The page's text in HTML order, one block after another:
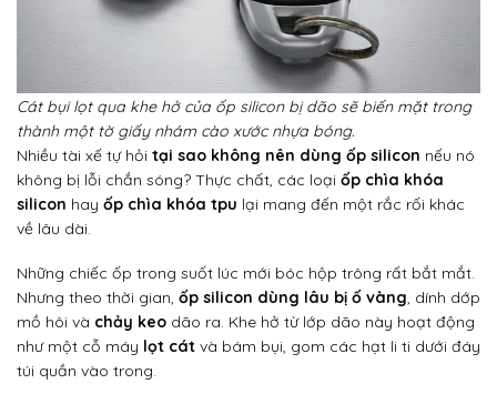
Cát bụi lọt qua khe hở của ốp silicon bị dão sẽ biến mặt trong
thành một tờ giấy nhám cào xước nhựa bóng.
Nhiều tài xế tự hỏi tại sao không nên dùng ốp silicon nếu nó
không bị lỗi chắn sóng? Thực chất, các loại ốp chìa khóa
silicon hay ốp chìa khóa tpu lại mang đến một rắc rối khác
về lâu dài.
Những chiếc ốp trong suốt lúc mới bóc hộp trông rất bắt mắt.
Nhưng theo thời gian, ốp silicon dùng lâu bị ố vàng, dính dớp
mồ hôi và chảy keo dão ra. Khe hở từ lớp dão này hoạt động
như một cỗ máy lọt cát và bám bụi, gom các hạt li ti dưới đáy
túi quần vào trong.